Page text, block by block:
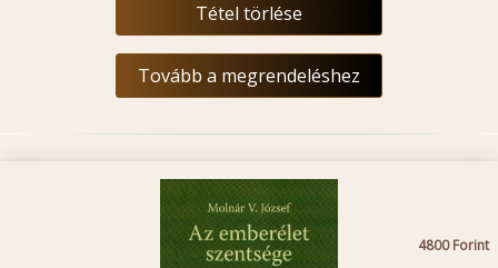
Tétel törlése
Tovább a megrendeléshez
4800